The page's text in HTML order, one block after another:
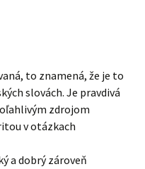
to znamená, že je to
slovách. Je pravdivá
zdrojom
v otázkach
a dobrý zároveň